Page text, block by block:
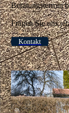
Beratungstermin
Fragen Sie uns
Kontakt